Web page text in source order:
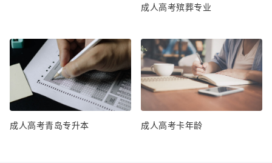
成人高考殡葬专业
成人高考青岛专升本 成人高考卡年龄